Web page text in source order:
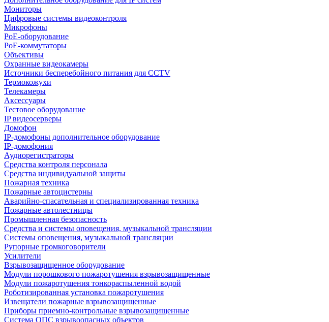
Мониторы
Цифровые системы видеоконтроля
Микрофоны
PoE-оборудование
PoE-коммутаторы
Объективы
Охранные видеокамеры
Источники бесперебойного питания для CCTV
Термокожухи
Телекамеры
Аксессуары
Тестовое оборудование
IP видеосерверы
Домофон
IP-домофоны дополнительное оборудование
IP-домофония
Аудиорегистраторы
Средства контроля персонала
Средства индивидуальной защиты
Пожарная техника
Пожарные автоцистерны
Аварийно-спасательная и специализированная техника
Пожарные автолестницы
Промышленная безопасность
Средства и системы оповещения, музыкальной трансляции
Системы оповещения, музыкальной трансляции
Рупорные громкоговорители
Усилители
Взрывозащищенное оборудование
Модули порошкового пожаротушения взрывозащищенные
Модули пожаротушения тонкораспыленной водой
Роботизированная установка пожаротушения
Извещатели пожарные взрывозащищенные
Приборы приемно-контрольные взрывозащищенные
Система ОПС взрывоопасных объектов